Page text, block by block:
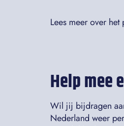
Lees meer over
Help mee
Wil jij bijdragen
Nederland weer